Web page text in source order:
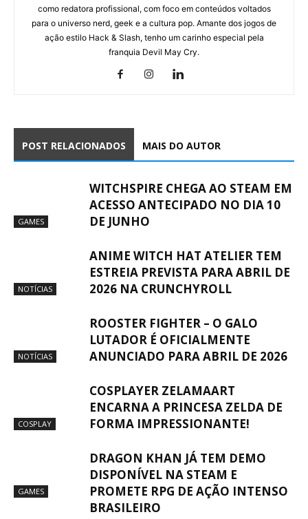
como redatora profissional, com foco em conteúdos voltados
para o universo nerd, geek e a cultura pop. Amante dos jogos de
ação estilo Hack & Slash, tenho um carinho especial pela
franquia Devil May Cry.
POST RELACIONADOS MAIS DO AUTOR
GAMES
WITCHSPIRE CHEGA AO STEAM EM
ACESSO ANTECIPADO NO DIA 10
DE JUNHO
NOTÍCIAS
ANIME WITCH HAT ATELIER TEM
ESTREIA PREVISTA PARA ABRIL DE
2026 NA CRUNCHYROLL
NOTÍCIAS
ROOSTER FIGHTER – O GALO
LUTADOR É OFICIALMENTE
ANUNCIADO PARA ABRIL DE 2026
COSPLAY
COSPLAYER ZELAMAART
ENCARNA A PRINCESA ZELDA DE
FORMA IMPRESSIONANTE!
GAMES
DRAGON KHAN JÁ TEM DEMO
DISPONÍVEL NA STEAM E
PROMETE RPG DE AÇÃO INTENSO
BRASILEIRO